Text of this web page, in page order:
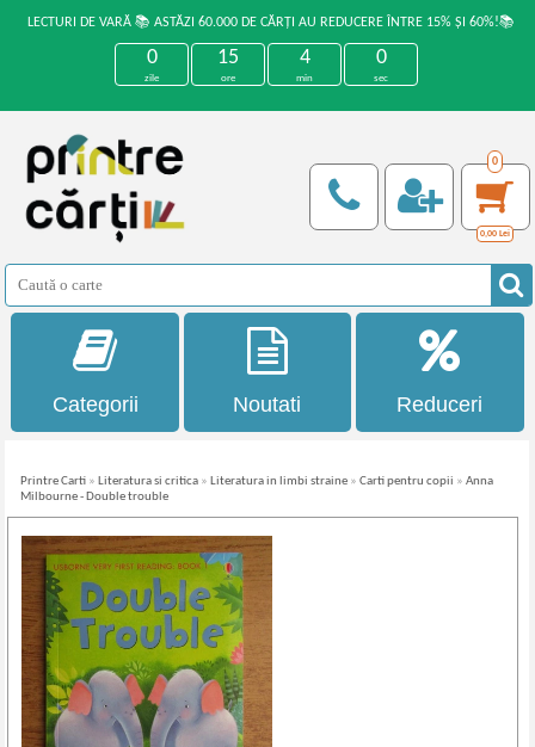
LECTURI DE VARĂ 📚 ASTĂZI 60.000 DE CĂRȚI AU REDUCERE ÎNTRE 15% ȘI 60%!📚
0
zile
15
ore
3
min
59
sec
0
0,00 Lei
Categorii Noutati Reduceri
Printre Carti » Literatura si critica » Literatura in limbi straine »Carti pentru copii »Anna
Milbourne - Double trouble